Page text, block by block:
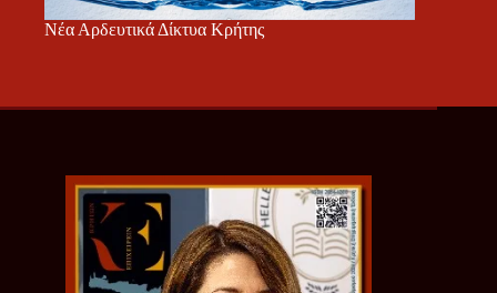
Νέα Αρδευτικά Δίκτυα Κρήτης